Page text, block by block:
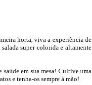
horta, viva a experiência de
super colorida e altamente
em sua mesa! Cultive uma
e tenha-os sempre à mão!